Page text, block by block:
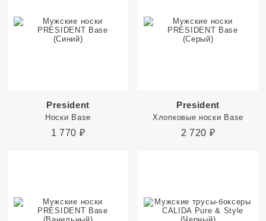
President
Носки Base
1 770 ₽
President
Хлопковые носки Base
2 720 ₽